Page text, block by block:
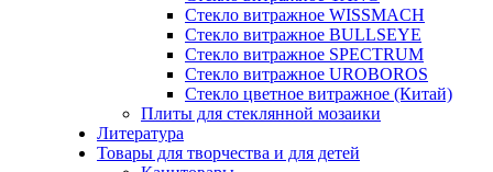
Стекло витражное WISSMACH
Стекло витражное BULLSEYE
Стекло витражное SPECTRUM
Стекло витражное UROBOROS
Стекло цветное витражное (Китай)
Плиты для стеклянной мозаики
Литература
Товары для творчества и для детей